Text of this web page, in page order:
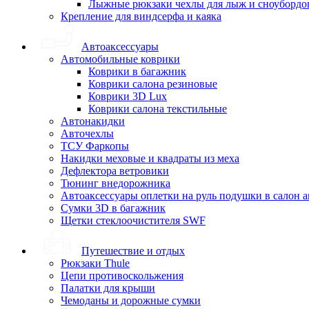
Лыжные рюкзаки чехлы для лыж и
Крепление для виндсерфа и каяка
Автоаксессуары
Автомобильные коврики
Коврики в багажник
Коврики салона резиновые
Коврики 3D Lux
Коврики салона текстильные
Автонакидки
Авточехлы
ТСУ Фаркопы
Накидки меховые и квадраты из меха
Дефлектора ветровики
Тюнинг внедорожника
Автоаксессуары оплетки на руль подушки в салон
Сумки 3D в багажник
Щетки стеклоочистителя SWF
Путешествие и отдых
Рюкзаки Thule
Цепи противоскольжения
Палатки для крыши
Чемоданы и дорожные сумки